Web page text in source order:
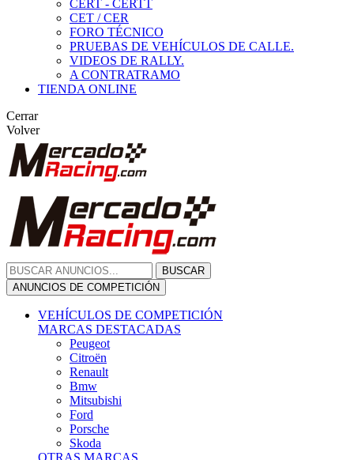
CERT - CERTT
CET / CER
FORO TÉCNICO
PRUEBAS DE VEHÍCULOS DE CALLE.
VIDEOS DE RALLY.
A CONTRATRAMO
TIENDA ONLINE
Cerrar
Volver
BUSCAR
ANUNCIOS DE COMPETICIÓN
VEHÍCULOS DE COMPETICIÓN
MARCAS DESTACADAS
Peugeot
Citroën
Renault
Bmw
Mitsubishi
Ford
Porsche
Skoda
OTRAS MARCAS